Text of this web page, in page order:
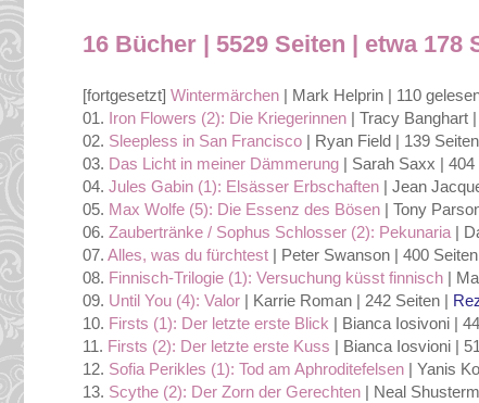
16 Bücher | 5529 Seiten | etwa 178
[fortgesetzt] Wintermärchen | Mark Helprin | 110
01. Iron Flowers (2): Die Kriegerinnen | Tracy Banghart
02. Sleepless in San Francisco | Ryan Field | 139
03. Das Licht in meiner Dämmerung | Sarah Saxx | 404
04. Jules Gabin (1): Elsässer Erbschaften | Jean
05. Max Wolfe (5): Die Essenz des Bösen | Tony
06. Zaubertränke / Sophus Schlosser (2): Pekunaria |
07. Alles, was du fürchtest | Peter Swanson | 400
08. Finnisch-Trilogie (1): Versuchung küsst finnisch |
09. Until You (4): Valor | Karrie Roman | 242 Seiten |
10. Firsts (1): Der letzte erste Blick | Bianca Iosivoni |
11. Firsts (2): Der letzte erste Kuss | Bianca Iosvioni |
12. Sofia Perikles (1): Tod am Aphroditefelsen | Yanis
13. Scythe (2): Der Zorn der Gerechten | Neal